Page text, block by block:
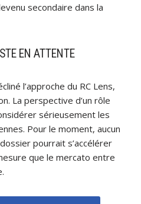
secondaire dans la
EN ATTENTE
l’approche du RC Lens,
La perspective d’un rôle
sérieusement les
Pour le moment, aucun
pourrait s’accélérer
que le mercato entre